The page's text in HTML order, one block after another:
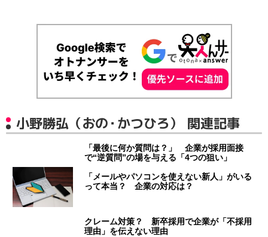
小野勝弘（おの・かつひろ） 関連記事
「最後に何か質問は？」 企業が採用面接
で“逆質問”の場を与える「4つの狙い」
「メールやパソコンを使えない新人」がいる
って本当？ 企業の対応は？
クレーム対策？ 新卒採用で企業が「不採用
理由」を伝えない理由